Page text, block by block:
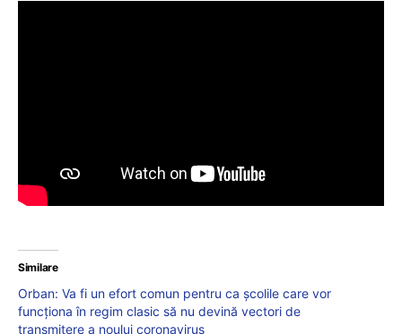
Similare
Orban: Va fi un efort comun pentru ca școlile care vor
funcționa în regim clasic să nu devină vectori de
transmitere a noului coronavirus